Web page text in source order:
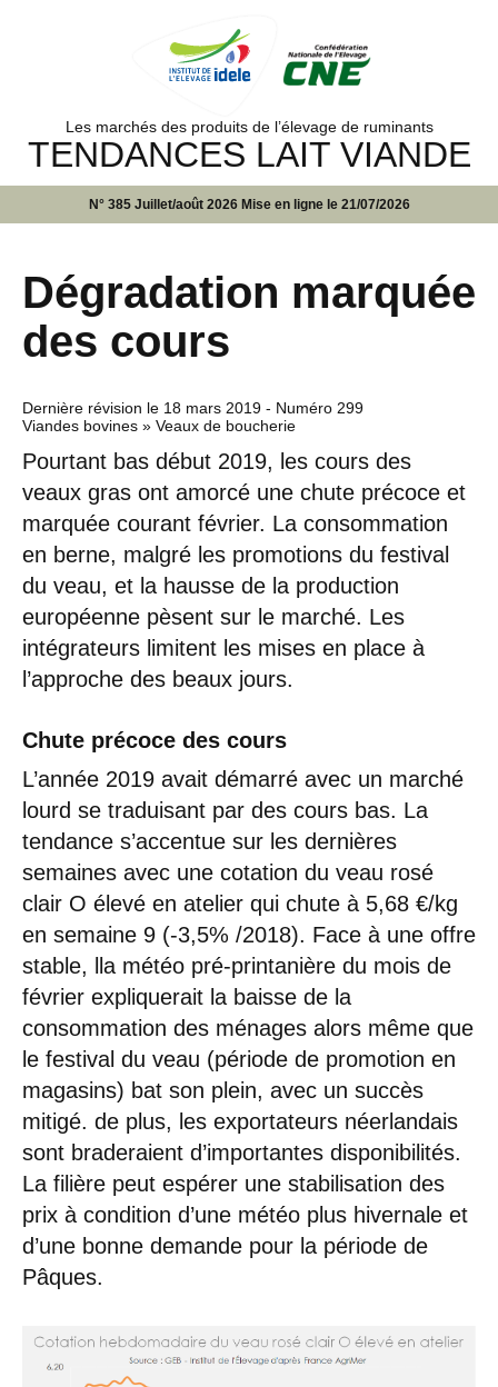
Les marchés des produits de l’élevage de ruminants
TENDANCES LAIT VIANDE
N° 385 Juillet/août 2026 Mise en ligne le 21/07/2026
Dégradation marquée
des cours
Dernière révision le 18 mars 2019 - Numéro 299
Viandes bovines » Veaux de boucherie
Pourtant bas début 2019, les cours des
veaux gras ont amorcé une chute précoce et
marquée courant février. La consommation
en berne, malgré les promotions du festival
du veau, et la hausse de la production
européenne pèsent sur le marché. Les
intégrateurs limitent les mises en place à
l’approche des beaux jours.
Chute précoce des cours
L’année 2019 avait démarré avec un marché
lourd se traduisant par des cours bas. La
tendance s’accentue sur les dernières
semaines avec une cotation du veau rosé
clair O élevé en atelier qui chute à 5,68 €/kg
en semaine 9 (-3,5% /2018). Face à une offre
stable, lla météo pré-printanière du mois de
février expliquerait la baisse de la
consommation des ménages alors même que
le festival du veau (période de promotion en
magasins) bat son plein, avec un succès
mitigé. de plus, les exportateurs néerlandais
sont braderaient d’importantes disponibilités.
La filière peut espérer une stabilisation des
prix à condition d’une météo plus hivernale et
d’une bonne demande pour la période de
Pâques.